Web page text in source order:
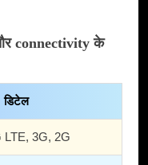
connectivity के
डिटेल
LTE, 3G, 2G